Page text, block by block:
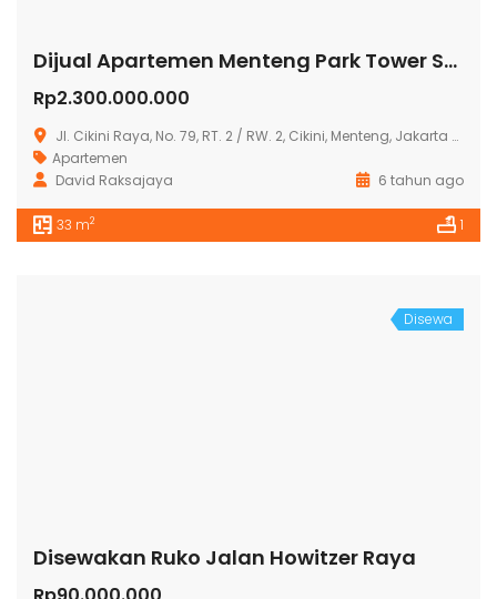
Dijual Apartemen Menteng Park Tower Sapphire
Rp2.300.000.000
Jl. Cikini Raya, No. 79, RT. 2 / RW. 2, Cikini, Menteng, Jakarta Pusat 10330
Apartemen
David Raksajaya
6 tahun ago
33 m2 1
Disewa
Disewakan Ruko Jalan Howitzer Raya